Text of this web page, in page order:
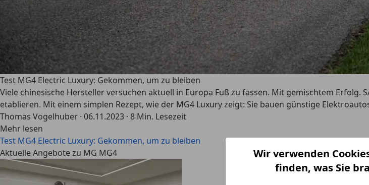
Wir verwenden
finden, was Sie
Test MG4 Electric Luxury: Gekommen, um zu bleiben
Viele chinesische Hersteller versuchen aktuell in Europa Fuß zu fassen. Mit gemischtem Erfolg.
etablieren. Mit einem simplen Rezept, wie der MG4 Luxury zeigt: Sie bauen günstige
Thomas Vogelhuber · 06.11.2023 · 8 Min. Lesezeit
Mehr lesen
Test MG4 Electric Luxury: Gekommen, um zu bleiben
Aktuelle Angebote zu MG MG4